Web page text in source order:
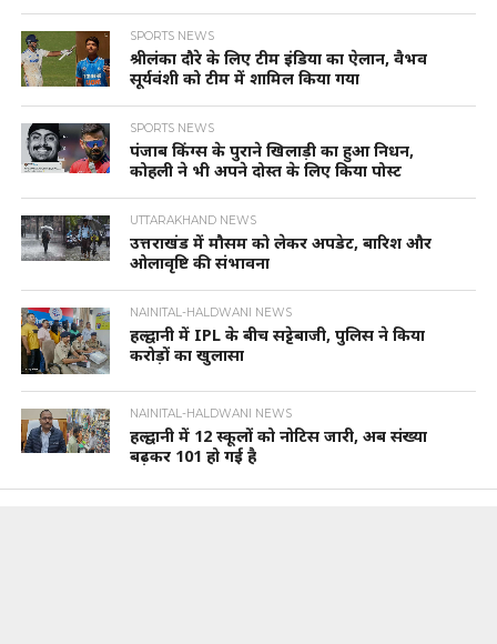
SPORTS NEWS
श्रीलंका दौरे के लिए टीम इंडिया का ऐलान, वैभव
सूर्यवंशी को टीम में शामिल किया गया
SPORTS NEWS
पंजाब किंग्स के पुराने खिलाड़ी का हुआ निधन,
कोहली ने भी अपने दोस्त के लिए किया पोस्ट
UTTARAKHAND NEWS
उत्तराखंड में मौसम को लेकर अपडेट, बारिश और
ओलावृष्टि की संभावना
NAINITAL-HALDWANI NEWS
हल्द्वानी में IPL के बीच सट्टेबाजी, पुलिस ने किया
करोड़ों का खुलासा
NAINITAL-HALDWANI NEWS
हल्द्वानी में 12 स्कूलों को नोटिस जारी, अब संख्या
बढ़कर 101 हो गई है